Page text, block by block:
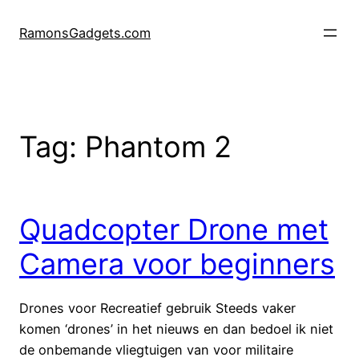
naarRamonsGadgets.com
Tag: Phantom 2
Quadcopter Drone met
Camera voor beginners
Drones voor Recreatief gebruik Steeds vaker
komen ‘drones’ in het nieuws en dan bedoel ik niet
de onbemande vliegtuigen van voor militaire